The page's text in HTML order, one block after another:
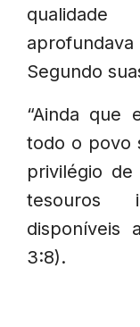
Segundo
“Ainda que
todo o povo
privilégio
tesouros
disponíveis
3:8).